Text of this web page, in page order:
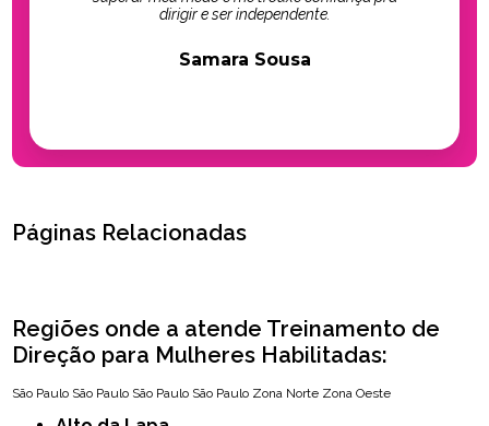
dirigir e ser independente.
Samara Sousa
Páginas Relacionadas
Regiões onde a atende Treinamento de
Direção para Mulheres Habilitadas:
São Paulo São Paulo São Paulo São Paulo Zona Norte Zona Oeste